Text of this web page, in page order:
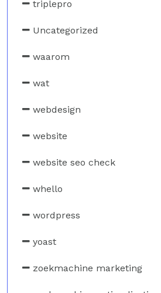
triplepro
Uncategorized
waarom
wat
webdesign
website
website seo check
whello
wordpress
yoast
zoekmachine marketing